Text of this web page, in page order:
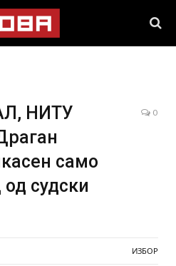
НИТУ
само
судски
0
ИЗБОР